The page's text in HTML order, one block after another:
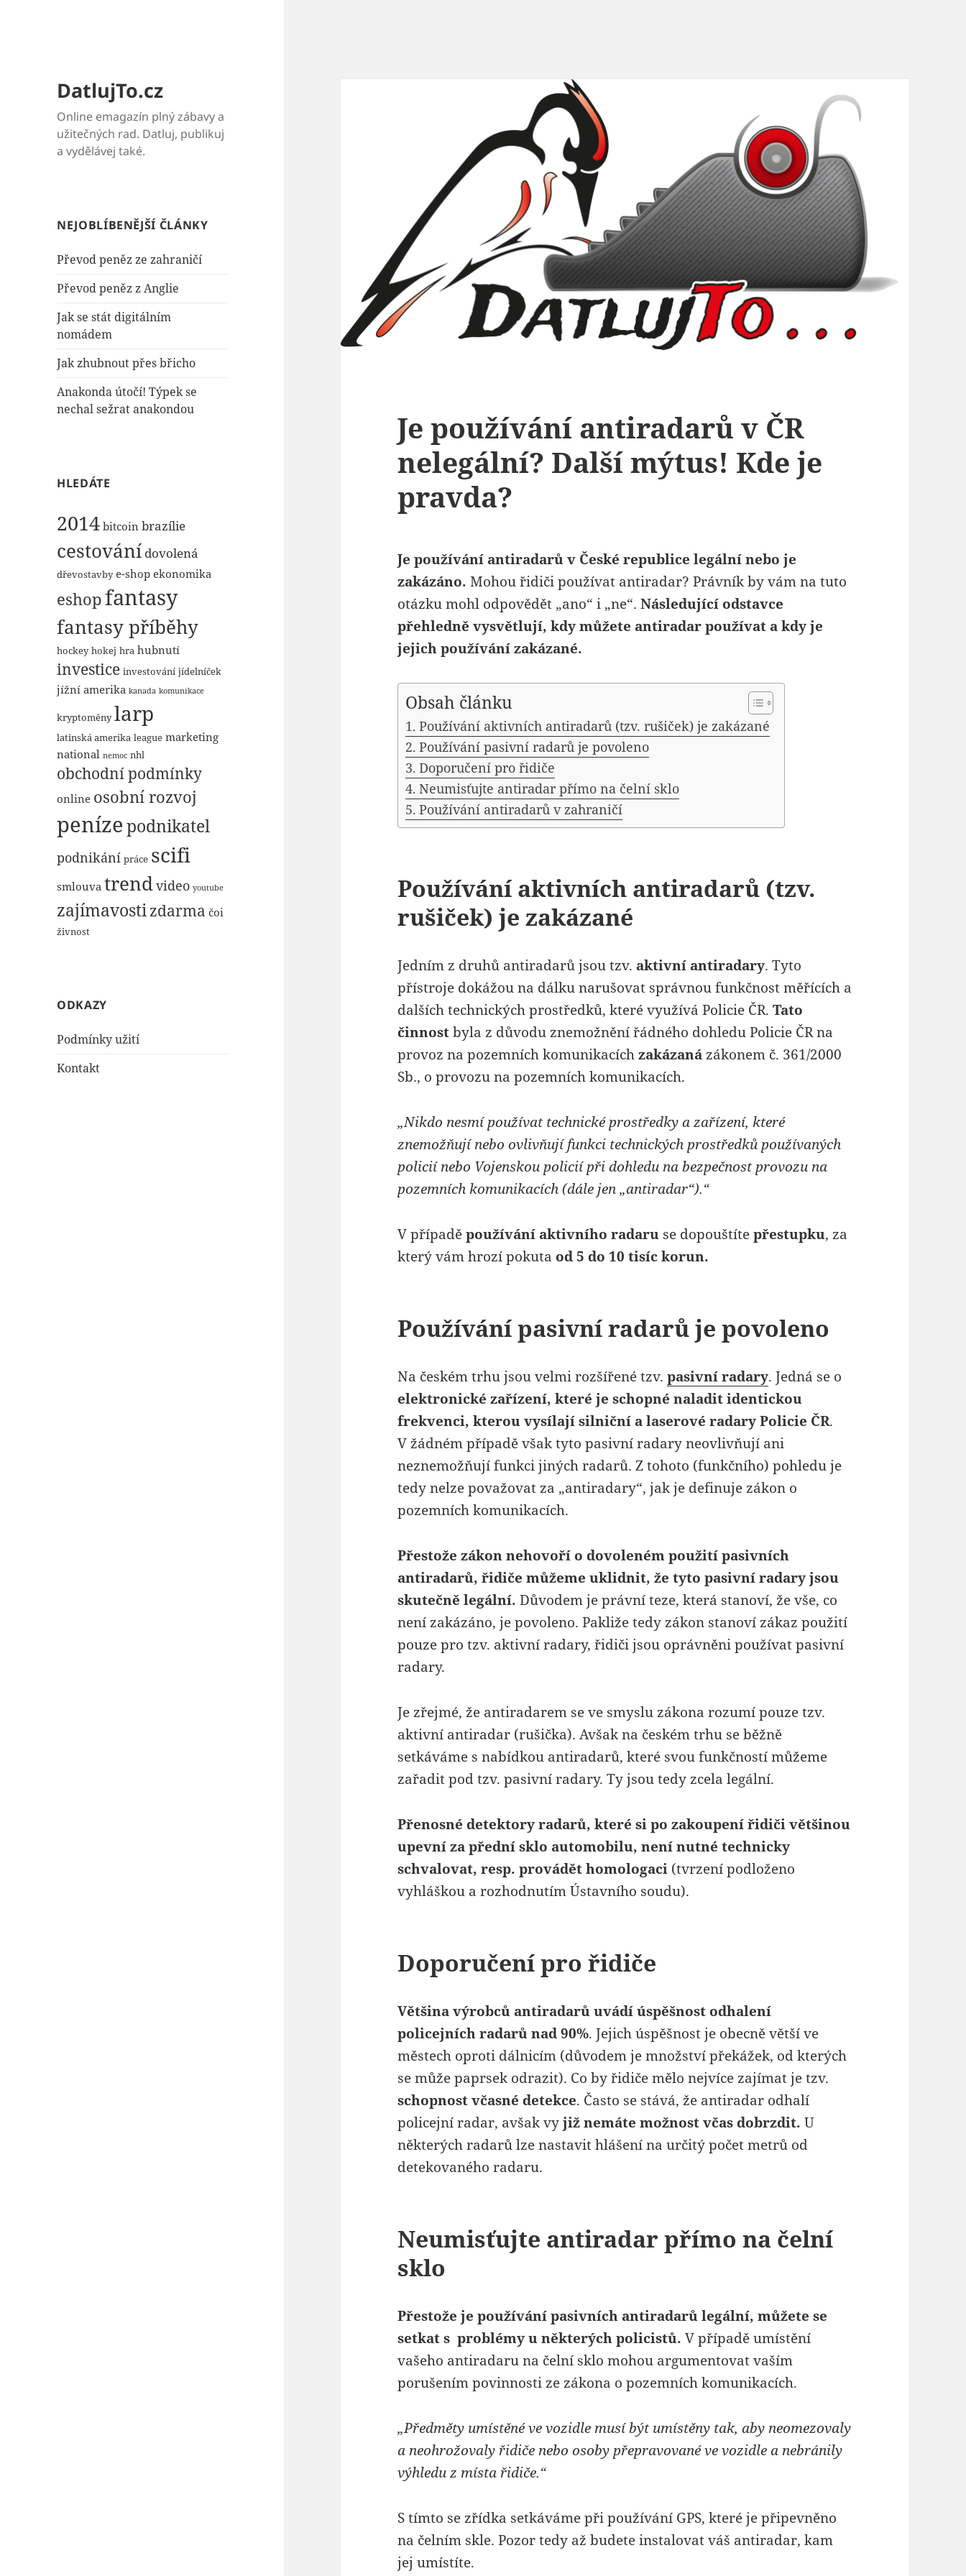
DatlujTo.cz
Online emagazín plný zábavy a
užitečných rad. Datluj, publikuj
a vydělávej také.
NEJOBLÍBENĚJŠÍ ČLÁNKY
Převod peněz ze zahraničí
Převod peněz z Anglie
Jak se stát digitálním
nomádem
Jak zhubnout přes břicho
Anakonda útočí! Týpek se
nechal sežrat anakondou
HLEDÁTE
2014 bitcoin brazílie
cestování dovolená
dřevostavby e-shop ekonomika
eshopfantasy
fantasy příběhy
hockey hokej hra hubnutí
investice investování jídelníček
jížní amerika kanada komunikace
kryptoměny larp
latinská amerika league marketing
national nemoc nhl
obchodní podmínky
online osobní rozvoj
penízepodnikatel
podnikání práce scifi
smlouva trendvideo youtube
zajímavostizdarma čoi
živnost
ODKAZY
Podmínky užití
Kontakt
Je používání antiradarů v ČR
nelegální? Další mýtus! Kde je
pravda?
Je používání antiradarů v České republice legální nebo je
zakázáno. Mohou řidiči používat antiradar? Právník by vám na tuto
otázku mohl odpovědět „ano“ i „ne“.Následující odstavce
přehledně vysvětlují, kdy můžete antiradar používat a kdy je
jejich používání zakázané.
Obsah článku
Používání aktivních antiradarů (tzv. rušiček) je zakázané
Používání pasivní radarů je povoleno
Doporučení pro řidiče
Neumisťujte antiradar přímo na čelní sklo
Používání antiradarů v zahraničí
Používání aktivních antiradarů (tzv.
rušiček) je zakázané
Jedním z druhů antiradarů jsou tzv. aktivní antiradary. Tyto
přístroje dokážou na dálku narušovat správnou funkčnost měřících a
dalších technických prostředků, které využívá Policie ČR.Tato
činnostbyla z důvodu znemožnění řádného dohledu Policie ČR na
provoz na pozemních komunikacíchzakázanázákonem č. 361/2000
Sb., o provozu na pozemních komunikacích.
„Nikdo nesmí používat technické prostředky a zařízení, které
znemožňují nebo ovlivňují funkci technických prostředků používaných
policií nebo Vojenskou policií při dohledu na bezpečnost provozu na
pozemních komunikacích (dále jen „antiradar“).“
V případěpoužívání aktivního radaru se dopouštítepřestupku, za
který vám hrozí pokuta od 5 do 10 tisíc korun.
Používání pasivní radarů je povoleno
Na českém trhu jsou velmi rozšířené tzv.pasivní radary. Jedná se o
elektronické zařízení, které je schopné naladit identickou
frekvenci, kterou vysílají silniční a laserové radary Policie ČR.
V žádném případě však tyto pasivní radary neovlivňují ani
neznemožňují funkci jiných radarů. Z tohoto (funkčního) pohledu je
tedy nelze považovat za „antiradary“, jak je definuje zákon o
pozemních komunikacích.
Přestože zákon nehovoří o dovoleném použití pasivních
antiradarů, řidiče můžeme uklidnit, že tyto pasivní radary jsou
skutečně legální. Důvodem je právní teze, která stanoví, že vše, co
není zakázáno, je povoleno. Pakliže tedy zákon stanoví zákaz použití
pouze pro tzv. aktivní radary, řidiči jsou oprávněni používat pasivní
radary.
Je zřejmé, že antiradarem se ve smyslu zákona rozumí pouze tzv.
aktivní antiradar (rušička). Avšak na českém trhu se běžně
setkáváme s nabídkou antiradarů, které svou funkčností můžeme
zařadit pod tzv. pasivní radary. Ty jsou tedy zcela legální.
Přenosné detektory radarů, které si po zakoupení řidiči většinou
upevní za přední sklo automobilu, není nutné technicky
schvalovat, resp. provádět homologaci (tvrzení podloženo
vyhláškou a rozhodnutím Ústavního soudu).
Doporučení pro řidiče
Většina výrobců antiradarů uvádí úspěšnost odhalení
policejních radarů nad 90%. Jejich úspěšnost je obecně větší ve
městech oproti dálnicím (důvodem je množství překážek, od kterých
se může paprsek odrazit). Co by řidiče mělo nejvíce zajímat je tzv.
schopnost včasné detekce. Často se stává, že antiradar odhalí
policejní radar, avšak vyjiž nemáte možnost včas dobrzdit. U
některých radarů lze nastavit hlášení na určitý počet metrů od
detekovaného radaru.
Neumisťujte antiradar přímo na čelní
sklo
Přestože je používání pasivních antiradarů legální, můžete se
setkat s problémy u některých policistů. V případě umístění
vašeho antiradaru na čelní sklo mohou argumentovat vaším
porušením povinnosti ze zákona o pozemních komunikacích.
„Předměty umístěné ve vozidle musí být umístěny tak, aby neomezovaly
a neohrožovaly řidiče nebo osoby přepravované ve vozidle a nebránily
výhledu z místa řidiče.“
S tímto se zřídka setkáváme při používání GPS, které je připevněno
na čelním skle. Pozor tedy až budete instalovat váš antiradar, kam
jej umístíte.